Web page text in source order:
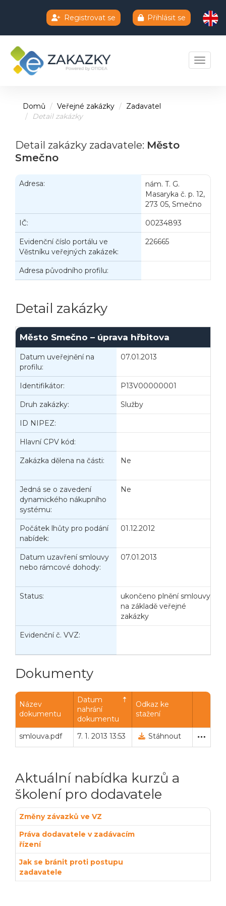
Registrovat se Přihlásit se
Toggle
Domů Veřejné zakázky
Zadavatel
Detail zakázky
Detail zakázky zadavatele: Město
Smečno
Adresa:
nám. T. G.
Masaryka č. p. 12,
273 05, Smečno
IČ: 00234893
Evidenční číslo portálu ve
Věstníku veřejných zakázek:
226665
Adresa původního profilu:
Detail zakázky
Město Smečno – úprava hřbitova
Datum uveřejnění na
profilu:
07.01.2013
Identifikátor: P13V00000001
Druh zakázky: Služby
ID NIPEZ:
Hlavní CPV kód:
Zakázka dělena na části: Ne
Jedná se o zavedení
dynamického nákupního
systému:
Ne
Počátek lhůty pro podání
nabídek:
01.12.2012
Datum uzavření smlouvy
nebo rámcové dohody:
07.01.2013
Status:
ukončeno plnění smlouvy
na základě veřejné
zakázky
Evidenční č. VVZ:
Dokumenty
Název
dokumentu
Datum
nahrání
dokumentu
Odkaz ke
stažení
smlouva.pdf Automaticky zařazeno
7. 1. 2013 13:53 Stáhnout
Aktuální nabídka kurzů a
školení pro dodavatele
Změny závazků ve VZ
Práva dodavatele v zadávacím
řízení
Jak se bránit proti postupu
zadavatele
Chatbot e-zakazky
Veřejné zakázky